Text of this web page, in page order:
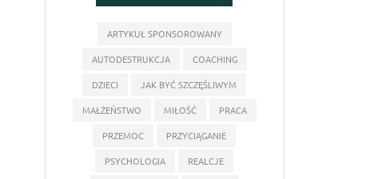
ARTYKUŁ SPONSOROWANY
AUTODESTRUKCJA
COACHING
DZIECI
JAK BYĆ SZCZĘŚLIWYM
MAŁŻEŃSTWO
MIŁOŚĆ
PRACA
PRZEMOC
PRZYCIĄGANIE
PSYCHOLOGIA
REALCJE